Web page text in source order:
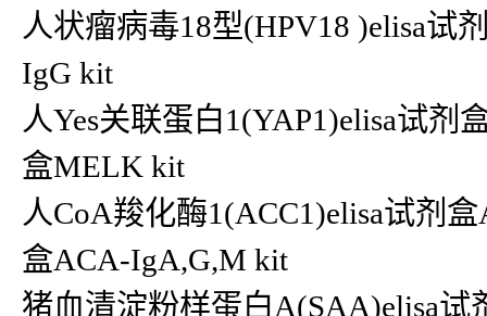
人状瘤病毒18型(HPV18 )elisa试
IgG kit
人Yes关联蛋白1(YAP1)elisa试
盒MELK kit
人CoA羧化酶1(ACC1)elisa试剂
盒ACA-IgA,G,M kit
猪血清淀粉样蛋白A(SAA)elisa试